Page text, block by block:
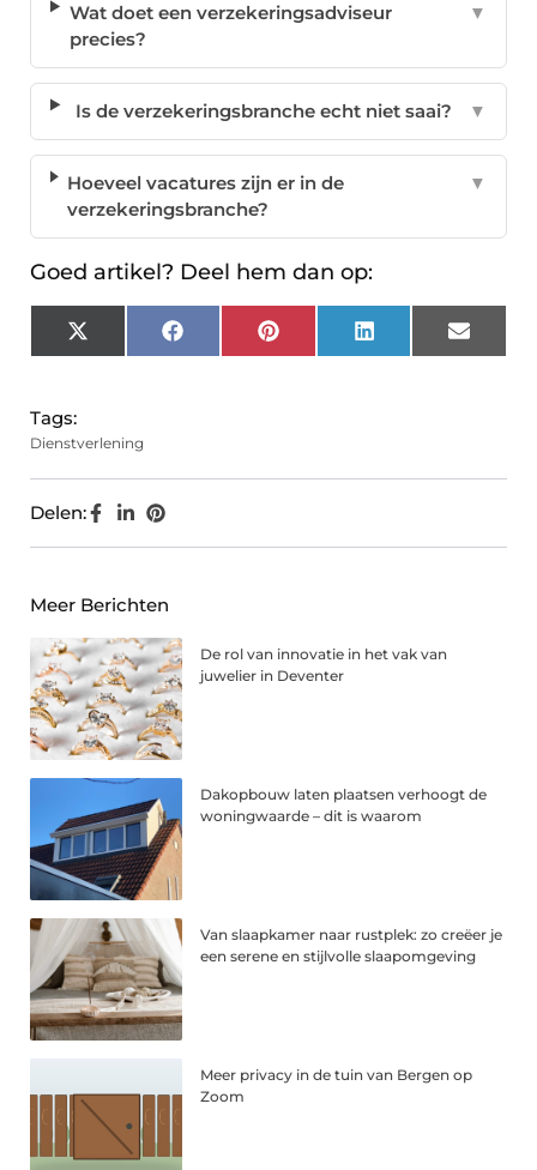
Wat doet een verzekeringsadviseur
precies?
▼
Is de verzekeringsbranche echt niet saai? ▼
Hoeveel vacatures zijn er in de
verzekeringsbranche?
▼
Goed artikel? Deel hem dan op:
X
(Twitter)
FacebookPinterest LinkedIn Email
Tags:
Dienstverlening
Delen:
Meer Berichten
De rol van innovatie in het vak van
juwelier in Deventer
Dakopbouw laten plaatsen verhoogt de
woningwaarde – dit is waarom
Van slaapkamer naar rustplek: zo creëer je
een serene en stijlvolle slaapomgeving
Meer privacy in de tuin van Bergen op
Zoom